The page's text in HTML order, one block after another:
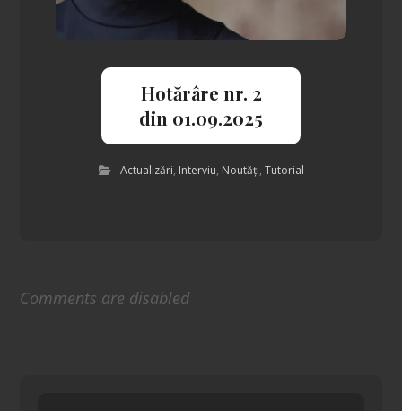
Hotărâre nr. 2
din 01.09.2025
Actualizări, Interviu, Noutăți, Tutorial
Comments are disabled